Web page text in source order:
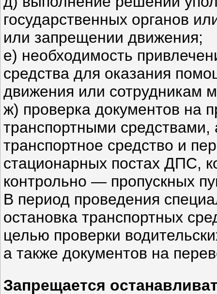
государственных органов
или запрещении движения;
е) необходимость
средства для оказания
движения или сотрудникам
ж) проверка документов на
транспортными средствами,
транспортное средство и
стационарных постах ДПС,
контрольно — пропускных
В период проведения
остановка транспортных
целью проверки
а также документов на
Запрещается